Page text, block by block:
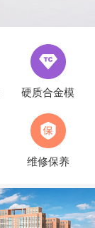
硬质合金模
维修保养